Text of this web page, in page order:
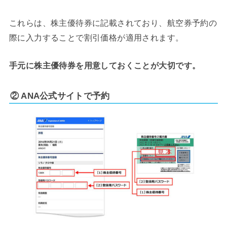
これらは、株主優待券に記載されており、航空券予約の
際に入力することで割引価格が適用されます。
手元に株主優待券を用意しておくことが大切です。
② ANA公式サイトで予約